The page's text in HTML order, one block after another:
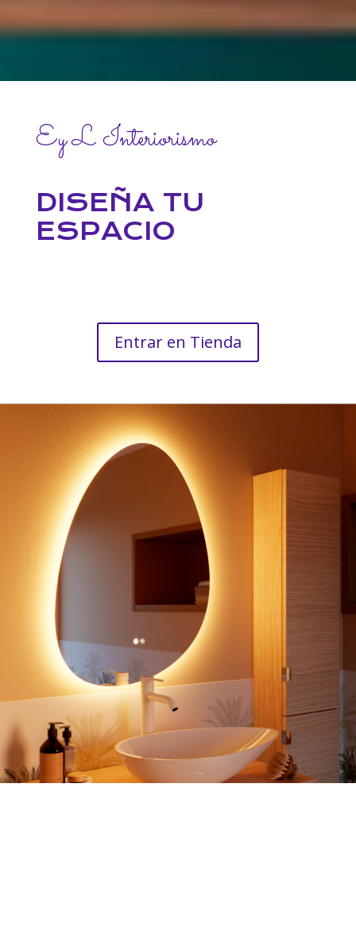
Ey L Interiorismo
DISEÑA TU
ESPACIO
Entrar en Tienda